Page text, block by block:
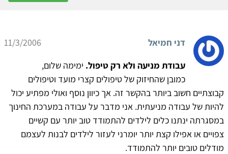
דני חמיאל
11/3/2006
עבודת מניעה ולא רק טיפול. ימימה שלום,
כמובן שהחיזוק של טיפולים קצרי מועד וטיפולים
קבוצתיים חשוב ביותר בהקשר זה. אך כיוון נוסף ואולי מפתיע יכול
להיות של עבודה מניעתית. אני מדבר על עבודה במערכת החינוך
במסגרתה ינתנו כלים לילדים להתמודד טוב יותר עם קשיים
צפויים או אפילו קצת יותר יומרני לעזור לילדים לבנות לעצמם
מודלים טובים יותר להתמודד.